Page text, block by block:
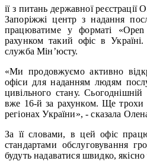
ії з питань державної
Запоріжжі центр з надання
працюватиме у форматі
рахунком такий офіс в
служба Мін’юсту.
«Ми продовжуємо активно
офіси для наданням людям
цивільного стану.
вже 16-й за рахунком. Ще трохи
регіонах України», - сказала
За її словами, в цей офіс
стандартами обслуговування
будуть надаватися швидко,